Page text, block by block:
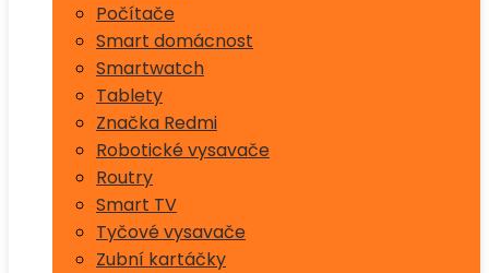
Počítače
Smart domácnost
Smartwatch
Tablety
Značka Redmi
Robotické vysavače
Routry
Smart TV
Tyčové vysavače
Zubní kartáčky